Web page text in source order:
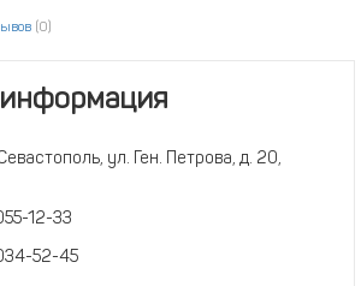
(0)
ул. Ген. Петрова, д. 20,
12-33
52-45